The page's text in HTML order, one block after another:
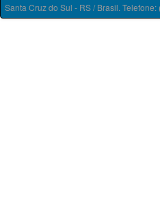
Santa Cruz do Sul - RS / Brasil.